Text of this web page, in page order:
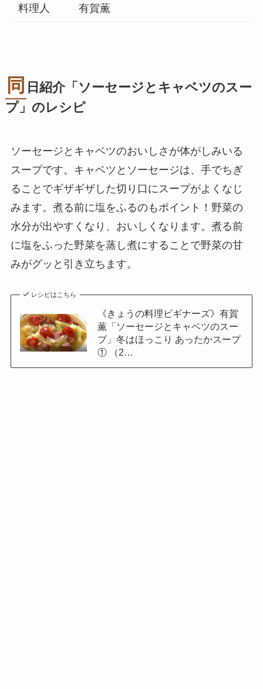
料理人 有賀薫
同 日紹介「ソーセージとキャベツのスー
プ」のレシピ
ソーセージとキャベツのおいしさが体がしみいる
スープです。キャベツとソーセージは、手でちぎ
ることでギザギザした切り口にスープがよくなじ
みます。煮る前に塩をふるのもポイント！野菜の
水分が出やすくなり、おいしくなります。煮る前
に塩をふった野菜を蒸し煮にすることで野菜の甘
みがグッと引き立ちます。
レシピはこちら
《きょうの料理ビギナーズ》有賀
薫「ソーセージとキャベツのスー
プ」冬はほっこり あったかスープ
① （2…